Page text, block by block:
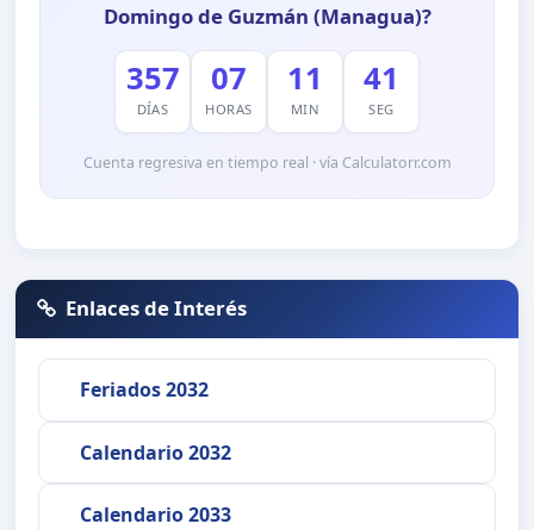
Domingo de Guzmán (Managua)?
357
DÍAS
07
HORAS
11
MIN
41
SEG
Cuenta regresiva en tiempo real · vía Calculatorr.com
Enlaces de Interés
Feriados 2032
Calendario 2032
Calendario 2033